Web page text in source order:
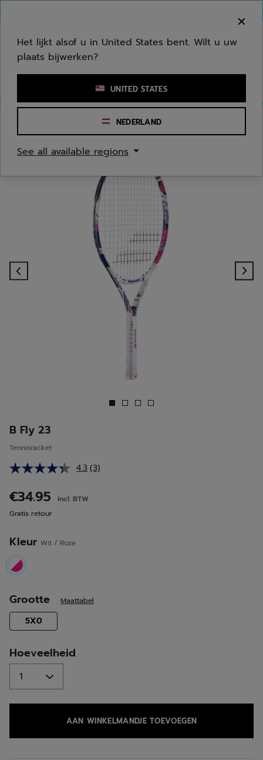
Een zoekwoord of een artikelnummer invoeren
B Fly 23
Tennisracket
4.3 Lees
(3)
€34.95
incl. BTW
Gratis retour
Kleur Wit / Roze
selected
Grootte Maattabel
5X0selected
Hoeveelheid
AAN WINKELMANDJE TOEVOEGEN
Het lijkt alsof u in United States bent. Wilt u uw
plaats bijwerken?
UNITED STATES
NEDERLAND
See all available regions